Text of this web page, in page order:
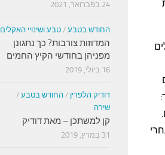
24 בפברואר, 2021
החודש בטבע / טבע ושינויי האקלים
המדוזות צורבות? כך נתגונן
מפניהן בחודשי הקיץ החמים
16 ביולי, 2019
דודיק הלפרין / החודש בטבע /
שירה
קן למשתכן – מאת דודיק
31 במרץ, 2019